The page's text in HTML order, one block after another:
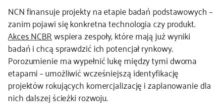
NCN finansuje projekty na etapie badań podstawowych –
zanim pojawi się konkretna technologia czy produkt.
Akces NCBRwspiera zespoły, które mają już wyniki
badań i chcą sprawdzić ich potencjał rynkowy.
Porozumienie ma wypełnić lukę między tymi dwoma
etapami – umożliwić wcześniejszą identyfikację
projektów rokujących komercjalizację i zaplanowanie dla
nich dalszej ścieżki rozwoju.